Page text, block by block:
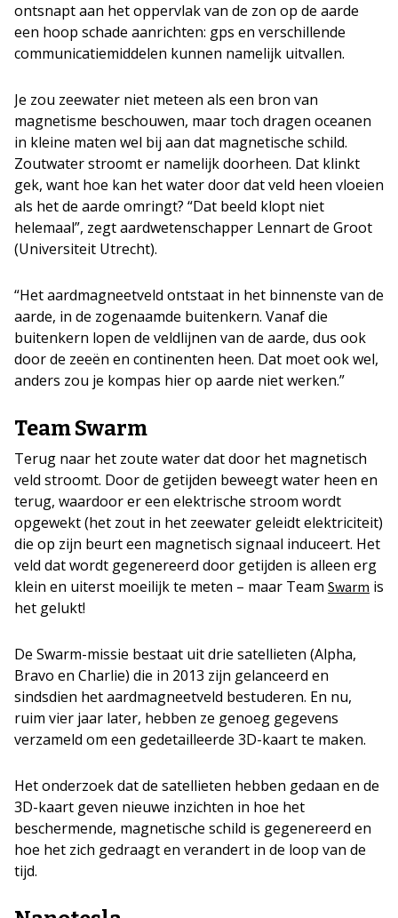
ontsnapt aan het oppervlak van de zon op de aarde
een hoop schade aanrichten: gps en verschillende
communicatiemiddelen kunnen namelijk uitvallen.
Je zou zeewater niet meteen als een bron van
magnetisme beschouwen, maar toch dragen oceanen
in kleine maten wel bij aan dat magnetische schild.
Zoutwater stroomt er namelijk doorheen. Dat klinkt
gek, want hoe kan het water door dat veld heen vloeien
als het de aarde omringt? “Dat beeld klopt niet
helemaal”, zegt aardwetenschapper Lennart de Groot
(Universiteit Utrecht).
“Het aardmagneetveld ontstaat in het binnenste van de
aarde, in de zogenaamde buitenkern. Vanaf die
buitenkern lopen de veldlijnen van de aarde, dus ook
door de zeeën en continenten heen. Dat moet ook wel,
anders zou je kompas hier op aarde niet werken.”
Team Swarm
Terug naar het zoute water dat door het magnetisch
veld stroomt. Door de getijden beweegt water heen en
terug, waardoor er een elektrische stroom wordt
opgewekt (het zout in het zeewater geleidt elektriciteit)
die op zijn beurt een magnetisch signaal induceert. Het
veld dat wordt gegenereerd door getijden is alleen erg
klein en uiterst moeilijk te meten – maar Team Swarm is
het gelukt!
De Swarm-missie bestaat uit drie satellieten (Alpha,
Bravo en Charlie) die in 2013 zijn gelanceerd en
sindsdien het aardmagneetveld bestuderen. En nu,
ruim vier jaar later, hebben ze genoeg gegevens
verzameld om een gedetailleerde 3D-kaart te maken.
Het onderzoek dat de satellieten hebben gedaan en de
3D-kaart geven nieuwe inzichten in hoe het
beschermende, magnetische schild is gegenereerd en
hoe het zich gedraagt en verandert in de loop van de
tijd.